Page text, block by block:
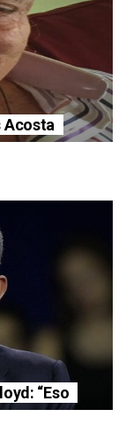
Acosta
“Eso